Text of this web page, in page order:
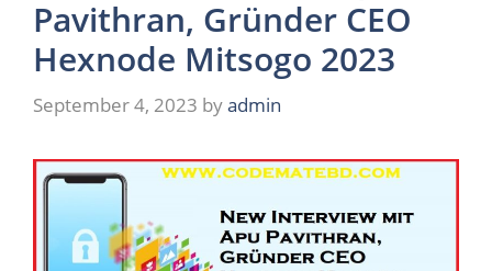
Pavithran, Gründer CEO
Hexnode Mitsogo 2023
September 4, 2023 byadmin